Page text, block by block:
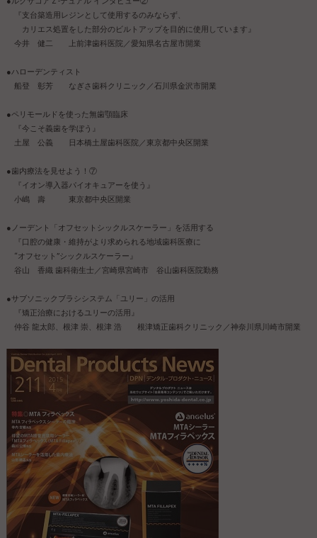
『支台築造用レジンとして使用するのみならず、
カリエス処置をした部分のビルトアップを目的に使用しています』
今井 健二 上前津歯科医院／愛知県名古屋市開業
●ハローデンティスト
船登 彰芳 なぎさ歯科クリニック／石川県金沢市開業
●ペリモールドを使った無歯顎臨床
『今こそ義歯を学ぼう』
土屋 公義 日本橋土屋歯科医院／東京都中央区開業
●歯内療法を見せよう！⑦
『イオン導入器パイオキュアーを使う』
小嶋 壽 東京都中央区開業
●ノーデント「オフセットシックルスケーラー」を活用する
『口腔の健康・維持がより求められる地域歯科医療に
“オフセット”シックルスケーラー』
谷山 香織 歯科衛生士／宮崎県宮崎市 谷山歯科医院勤務
●サブソニックブラシシステム「ユリー」の活用
『矯正治療におけるユリーの活用』
仲谷 龍太郎、根津 崇、根津 浩 根津矯正歯科クリニック／神奈川県川崎市開業